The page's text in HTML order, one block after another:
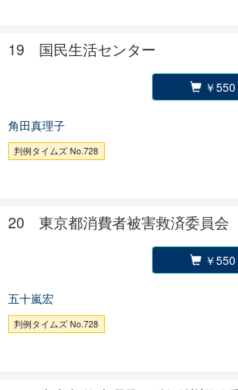
19 国民生活センター
￥550
角田真理子
判例タイムズ No.728
20 東京都消費者被害救済委員会
￥550
五十嵐宏
判例タイムズ No.728